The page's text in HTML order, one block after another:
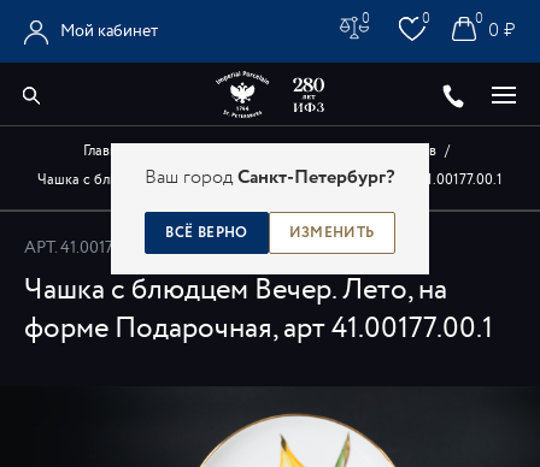
Ваш городСанкт-Петербург?
ВСЁ ВЕРНО ИЗМЕНИТЬ
Мой кабинет
0 0 0 ₽
0
Главная Авторские изделия художников /
Чашка с блюдцем Вечер. Лето, на форме Подарочная, арт 41.00177.00.1
АРТ.41.00177.00.1
Чашка с блюдцем Вечер. Лето, на
форме Подарочная, арт 41.00177.00.1